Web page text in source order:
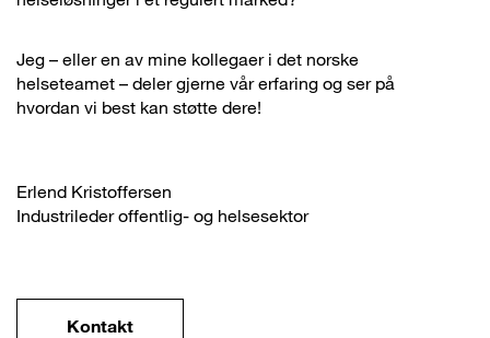
Jeg – eller en av mine kollegaer i det norske
helseteamet – deler gjerne vår erfaring og ser på
hvordan vi best kan støtte dere!
Erlend Kristoffersen
Industrileder offentlig- og helsesektor
Kontakt